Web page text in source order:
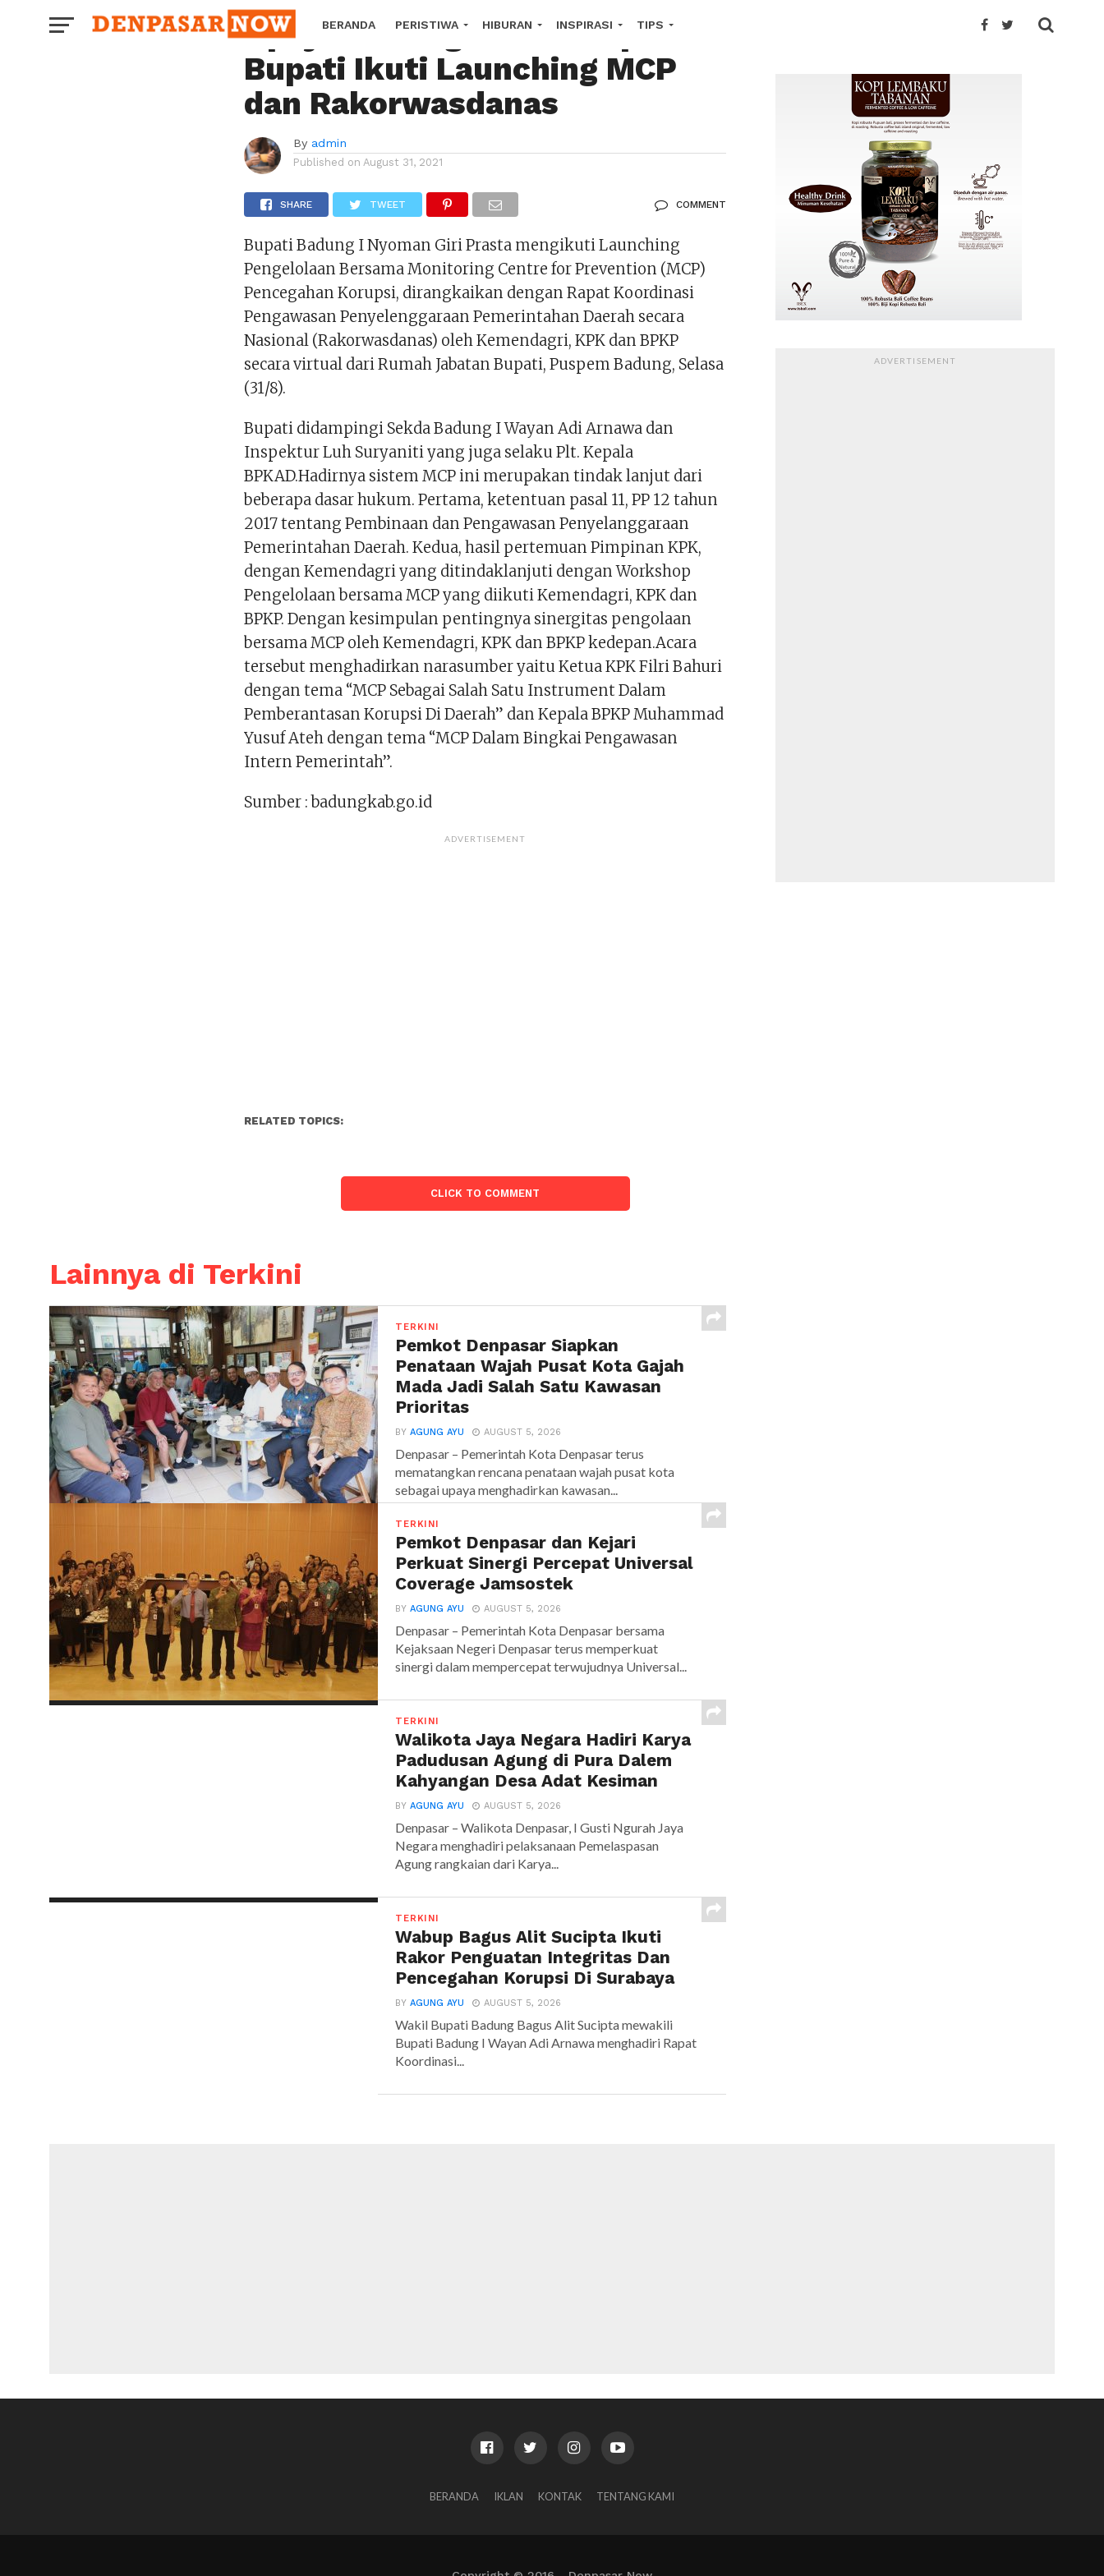
BERANDA PERISTIWA HIBURAN INSPIRASI TIPS
HOROSCOPE
Upaya Pencegahan Korupsi
Bupati Ikuti Launching MCP
dan Rakorwasdanas
By admin
Published on August 31, 2021
SHARE TWEET COMMENT
Bupati Badung I Nyoman Giri Prasta mengikuti Launching
Pengelolaan Bersama Monitoring Centre for Prevention (MCP)
Pencegahan Korupsi, dirangkaikan dengan Rapat Koordinasi
Pengawasan Penyelenggaraan Pemerintahan Daerah secara
Nasional (Rakorwasdanas) oleh Kemendagri, KPK dan BPKP
secara virtual dari Rumah Jabatan Bupati, Puspem Badung, Selasa
(31/8).
Bupati didampingi Sekda Badung I Wayan Adi Arnawa dan
Inspektur Luh Suryaniti yang juga selaku Plt. Kepala
BPKAD.Hadirnya sistem MCP ini merupakan tindak lanjut dari
beberapa dasar hukum. Pertama, ketentuan pasal 11, PP 12 tahun
2017 tentang Pembinaan dan Pengawasan Penyelanggaraan
Pemerintahan Daerah. Kedua, hasil pertemuan Pimpinan KPK,
dengan Kemendagri yang ditindaklanjuti dengan Workshop
Pengelolaan bersama MCP yang diikuti Kemendagri, KPK dan
BPKP. Dengan kesimpulan pentingnya sinergitas pengolaan
bersama MCP oleh Kemendagri, KPK dan BPKP kedepan.Acara
tersebut menghadirkan narasumber yaitu Ketua KPK Filri Bahuri
dengan tema “MCP Sebagai Salah Satu Instrument Dalam
Pemberantasan Korupsi Di Daerah” dan Kepala BPKP Muhammad
Yusuf Ateh dengan tema “MCP Dalam Bingkai Pengawasan
Intern Pemerintah”.
Sumber : badungkab.go.id
ADVERTISEMENT
RELATED TOPICS:
CLICK TO COMMENT
Lainnya di Terkini
TERKINI
Pemkot Denpasar Siapkan
Penataan Wajah Pusat Kota Gajah
Mada Jadi Salah Satu Kawasan
Prioritas
BYAGUNG AYU AUGUST 5, 2026
Denpasar – Pemerintah Kota Denpasar terus
mematangkan rencana penataan wajah pusat kota
sebagai upaya menghadirkan kawasan...
TERKINI
Pemkot Denpasar dan Kejari
Perkuat Sinergi Percepat Universal
Coverage Jamsostek
BYAGUNG AYU AUGUST 5, 2026
Denpasar – Pemerintah Kota Denpasar bersama
Kejaksaan Negeri Denpasar terus memperkuat
sinergi dalam mempercepat terwujudnya Universal...
TERKINI
Walikota Jaya Negara Hadiri Karya
Padudusan Agung di Pura Dalem
Kahyangan Desa Adat Kesiman
BYAGUNG AYU AUGUST 5, 2026
Denpasar – Walikota Denpasar, I Gusti Ngurah Jaya
Negara menghadiri pelaksanaan Pemelaspasan
Agung rangkaian dari Karya...
TERKINI
Wabup Bagus Alit Sucipta Ikuti
Rakor Penguatan Integritas Dan
Pencegahan Korupsi Di Surabaya
BYAGUNG AYU AUGUST 5, 2026
Wakil Bupati Badung Bagus Alit Sucipta mewakili
Bupati Badung I Wayan Adi Arnawa menghadiri Rapat
Koordinasi...
ADVERTISEMENT
BERANDA IKLAN KONTAK TENTANG KAMI